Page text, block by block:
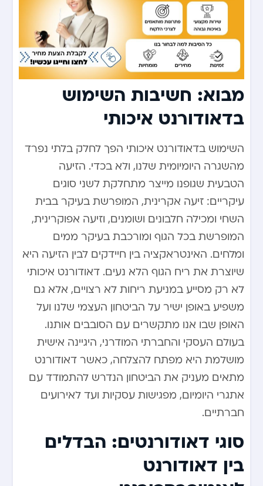
מבוא: חשיבות השימוש
בדאודורנט איכותי
השימוש בדאודורנט איכותי הפך לחלק בלתי נפרד
מהשגרה היומיומית שלנו, ולא בכדי. הזיעה
הטבעית שגופנו מייצר מתחלקת לשני סוגים
עיקריים: זיעה אקרינית, המופרשת בעיקר בבית
השחי ומכילה חלבונים ושומנים, וזיעה אפוקרינית,
המופרשת בכל הגוף ומורכבת בעיקר ממים
ומלחים. האינטראקציה בין חיידקים לבין הזיעה היא
שיוצרת את ריח הגוף הלא נעים. דאודורנט איכותי
לא רק מסייע במניעת ריחות לא רצויים, אלא גם
משפיע באופן ישיר על הביטחון העצמי שלנו ועל
האופן שבו אנו מתקשרים עם הסובבים אותנו.
בעולם העסקי והחברתי המודרני, היגיינה אישית
מושלמת היא מפתח להצלחה, כאשר דאודורנט
מתאים מעניק את הביטחון הנדרש להתמודד עם
אתגרי היומיום, מפגישות עסקיות ועד לאירועים
חברתיים.
סוגי דאודורנטים: הבדלים
בין דאודורנט